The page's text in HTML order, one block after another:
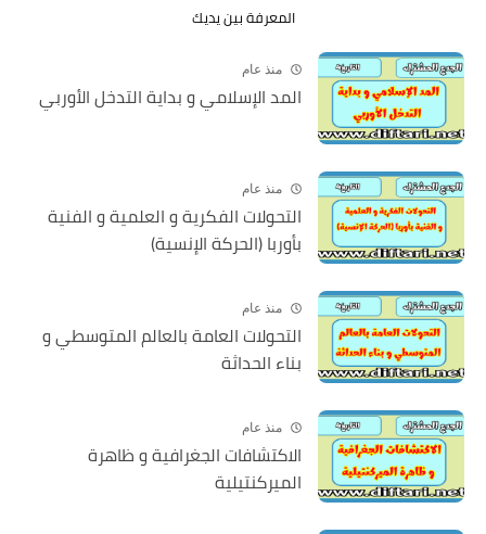
المعرفة بين يديك
منذ عام
المد الإسلامي و بداية التدخل الأوربي
منذ عام
التحولات الفكرية و العلمية و الفنية
بأوربا (الحركة الإنسية)
منذ عام
التحولات العامة بالعالم المتوسطي و
بناء الحداثة
منذ عام
الاكتشافات الجغرافية و ظاهرة
الميركنتيلية